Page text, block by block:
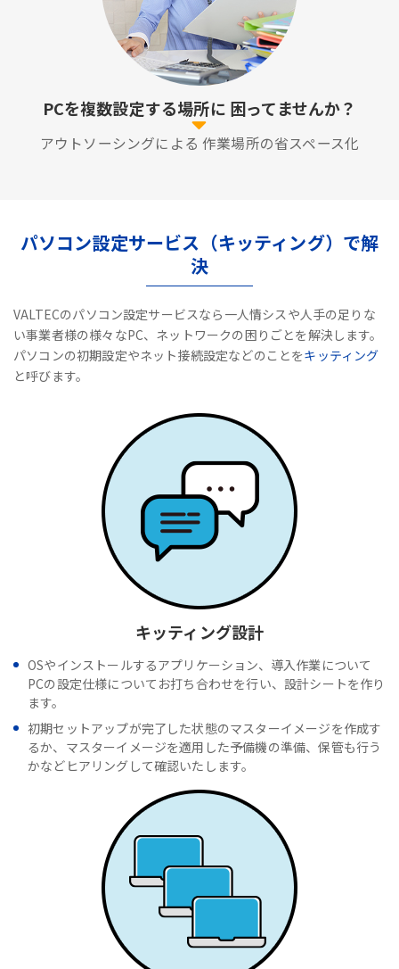
PCを複数設定する場所に 困ってませんか？
アウトソーシングによる 作業場所の省スペース化
パソコン設定サービス（キッティング）で解
決
VALTECのパソコン設定サービスなら一人情シスや人手の足りな
い事業者様の様々なPC、ネットワークの困りごとを解決します。
パソコンの初期設定やネット接続設定などのことをキッティング
と呼びます。
キッティング設計
OSやインストールするアプリケーション、導入作業について
PCの設定仕様についてお打ち合わせを行い、設計シートを作り
ます。
初期セットアップが完了した状態のマスターイメージを作成す
るか、マスターイメージを適用した予備機の準備、保管も行う
かなどヒアリングして確認いたします。